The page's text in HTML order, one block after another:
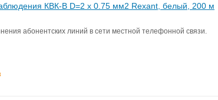
КВК-В D=2 x 0.75 мм2 Rexant, белый, 200 м
абонентских линий в сети местной телефонной связи.